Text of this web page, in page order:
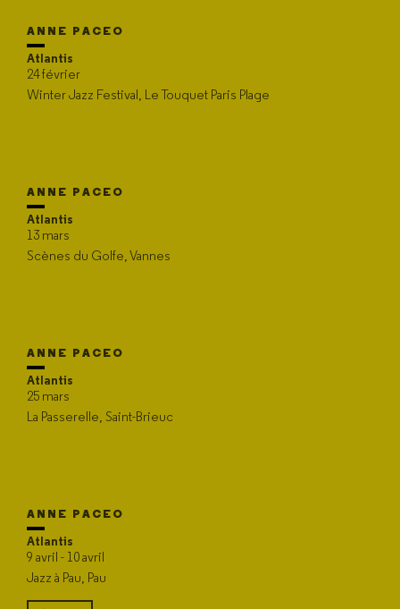
ANNE PACEO
Atlantis
24 février
Winter Jazz Festival, Le Touquet Paris Plage
ANNE PACEO
Atlantis
13 mars
Scènes du Golfe, Vannes
ANNE PACEO
Atlantis
25 mars
La Passerelle, Saint-Brieuc
ANNE PACEO
Atlantis
9 avril - 10 avril
Jazz à Pau, Pau